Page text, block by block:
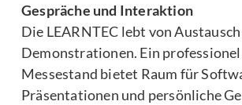
Gespräche und Interaktion
Die LEARNTEC lebt von
Demonstrationen. Ein
Messestand bietet Raum für
Präsentationen und persönliche